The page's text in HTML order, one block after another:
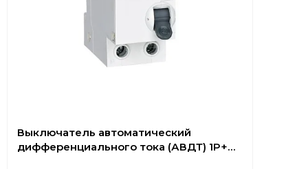
Выключатель автоматический
дифференциального тока (АВДТ) 1P+N